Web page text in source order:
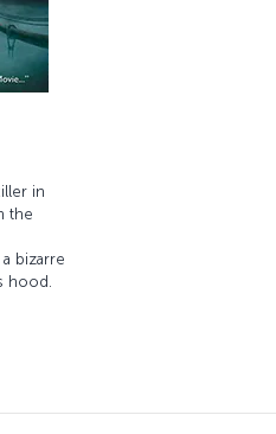
in
the
bizarre
hood.